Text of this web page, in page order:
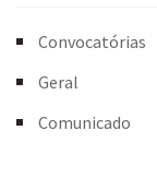
Convocatórias
Geral
Comunicado